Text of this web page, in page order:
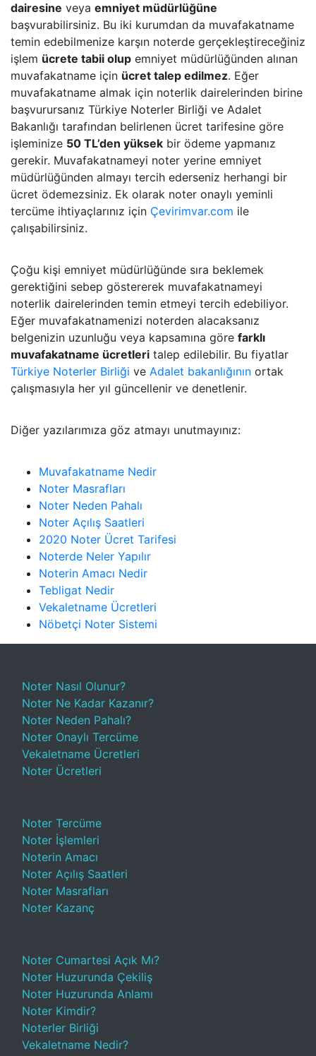
dairesine veya emniyet müdürlüğüne
başvurabilirsiniz. Bu iki kurumdan da muvafakatname
temin edebilmenize karşın noterde gerçekleştireceğiniz
işlem ücrete tabii olup emniyet müdürlüğünden alınan
muvafakatname için ücret talep edilmez. Eğer
muvafakatname almak için noterlik dairelerinden birine
başvurursanız Türkiye Noterler Birliği ve Adalet
Bakanlığı tarafından belirlenen ücret tarifesine göre
işleminize 50 TL’den yüksek bir ödeme yapmanız
gerekir. Muvafakatnameyi noter yerine emniyet
müdürlüğünden almayı tercih ederseniz herhangi bir
ücret ödemezsiniz. Ek olarak noter onaylı yeminli
tercüme ihtiyaçlarınız için Çevirimvar.com ile
çalışabilirsiniz.
Çoğu kişi emniyet müdürlüğünde sıra beklemek
gerektiğini sebep göstererek muvafakatnameyi
noterlik dairelerinden temin etmeyi tercih edebiliyor.
Eğer muvafakatnamenizi noterden alacaksanız
belgenizin uzunluğu veya kapsamına göre farklı
muvafakatname ücretleri talep edilebilir. Bu fiyatlar
Türkiye Noterler Birliği ve Adalet bakanlığının ortak
çalışmasıyla her yıl güncellenir ve denetlenir.
Diğer yazılarımıza göz atmayı unutmayınız:
Muvafakatname Nedir
Noter Masrafları
Noter Neden Pahalı
Noter Açılış Saatleri
2020 Noter Ücret Tarifesi
Noterde Neler Yapılır
Noterin Amacı Nedir
Tebligat Nedir
Vekaletname Ücretleri
Nöbetçi Noter Sistemi
Noter Nasıl Olunur?
Noter Ne Kadar Kazanır?
Noter Neden Pahalı?
Noter Onaylı Tercüme
Vekaletname Ücretleri
Noter Ücretleri
Noter Tercüme
Noter İşlemleri
Noterin Amacı
Noter Açılış Saatleri
Noter Masrafları
Noter Kazanç
Noter Cumartesi Açık Mı?
Noter Huzurunda Çekiliş
Noter Huzurunda Anlamı
Noter Kimdir?
Noterler Birliği
Vekaletname Nedir?